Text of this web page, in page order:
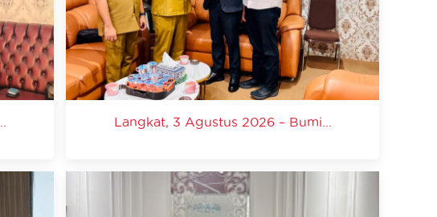
Langkat, 3 Agustus 2026 – Bumi...